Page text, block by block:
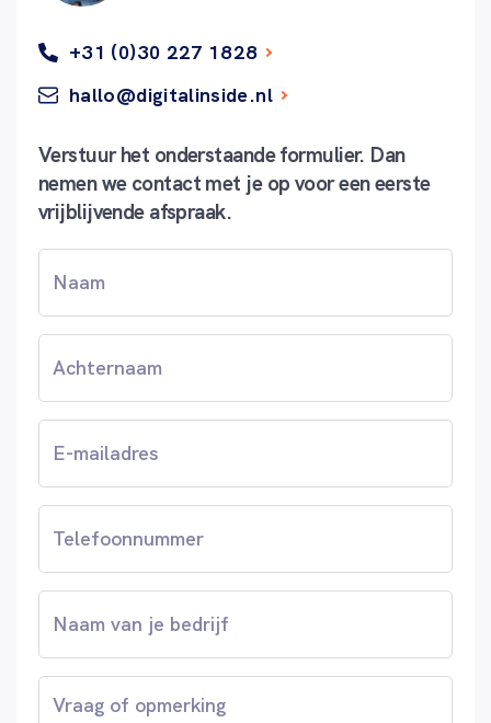
+31 (0)30 227 1828
hallo@digitalinside.nl
Verstuur het onderstaande formulier. Dan
nemen we contact met je op voor een eerste
vrijblijvende afspraak.
van
je
bedrijf